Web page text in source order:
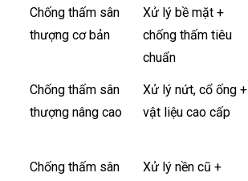
Chống thấm sân
thượng cơ bản
Xử lý bề mặt +
chống thấm tiêu
chuẩn
Chống thấm sân
thượng nâng cao
Xử lý nứt, cổ ống +
vật liệu cao cấp
Chống thấm sân
Xử lý nền cũ +